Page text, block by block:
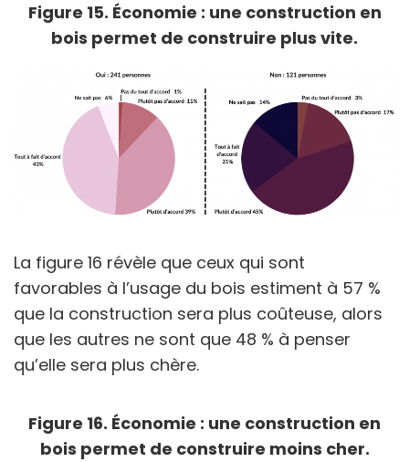
Figure 15. Économie : une construction en
bois permet de construire plus vite.
La figure 16 révèle que ceux qui sont
favorables à l’usage du bois estiment à 57 %
que la construction sera plus coûteuse, alors
que les autres ne sont que 48 % à penser
qu’elle sera plus chère.
Figure 16. Économie : une construction en
bois permet de construire moins cher.